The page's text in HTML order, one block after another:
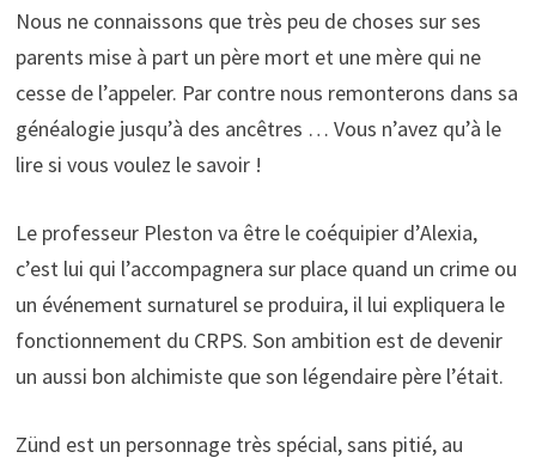
Nous ne connaissons que très peu de choses sur ses
parents mise à part un père mort et une mère qui ne
cesse de l’appeler. Par contre nous remonterons dans sa
généalogie jusqu’à des ancêtres … Vous n’avez qu’à le
lire si vous voulez le savoir !
Le professeur Pleston va être le coéquipier d’Alexia,
c’est lui qui l’accompagnera sur place quand un crime ou
un événement surnaturel se produira, il lui expliquera le
fonctionnement du CRPS. Son ambition est de devenir
un aussi bon alchimiste que son légendaire père l’était.
Zünd est un personnage très spécial, sans pitié, au